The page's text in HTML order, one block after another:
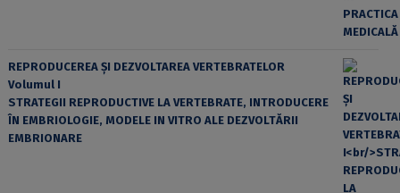
REPRODUCEREA ȘI DEZVOLTAREA VERTEBRATELOR
Volumul I
STRATEGII REPRODUCTIVE LA VERTEBRATE, INTRODUCERE
ÎN EMBRIOLOGIE, MODELE IN VITRO ALE DEZVOLTĂRII
EMBRIONARE